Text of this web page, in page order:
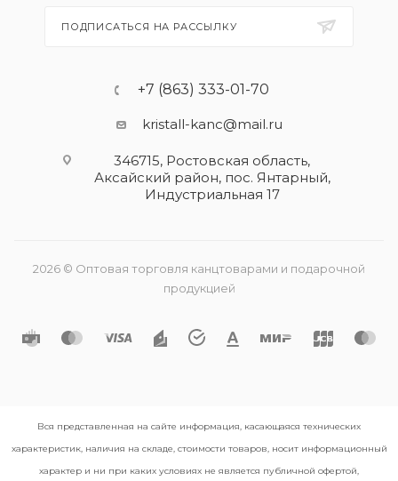
ПОДПИСАТЬСЯ НА РАССЫЛКУ
+7 (863) 333-01-70
kristall-kanc@mail.ru
346715, Ростовская область​,
Аксайский район, пос. Янтарный,
Индустриальная 17
2026 © Оптовая торговля канцтоварами и подарочной
продукцией
Вся представленная на сайте информация, касающаяся технических
характеристик, наличия на складе, стоимости товаров, носит информационный
характер и ни при каких условиях не является публичной офертой,